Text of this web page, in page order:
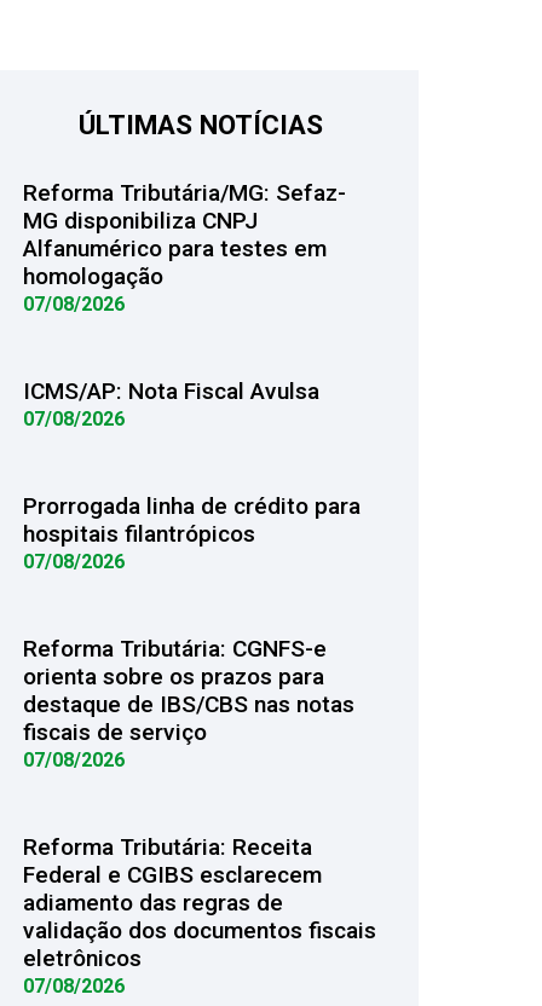
ÚLTIMAS NOTÍCIAS
Reforma Tributária/MG: Sefaz-
MG disponibiliza CNPJ
Alfanumérico para testes em
homologação
07/08/2026
ICMS/AP: Nota Fiscal Avulsa
07/08/2026
Prorrogada linha de crédito para
hospitais filantrópicos
07/08/2026
Reforma Tributária: CGNFS-e
orienta sobre os prazos para
destaque de IBS/CBS nas notas
fiscais de serviço
07/08/2026
Reforma Tributária: Receita
Federal e CGIBS esclarecem
adiamento das regras de
validação dos documentos fiscais
eletrônicos
07/08/2026